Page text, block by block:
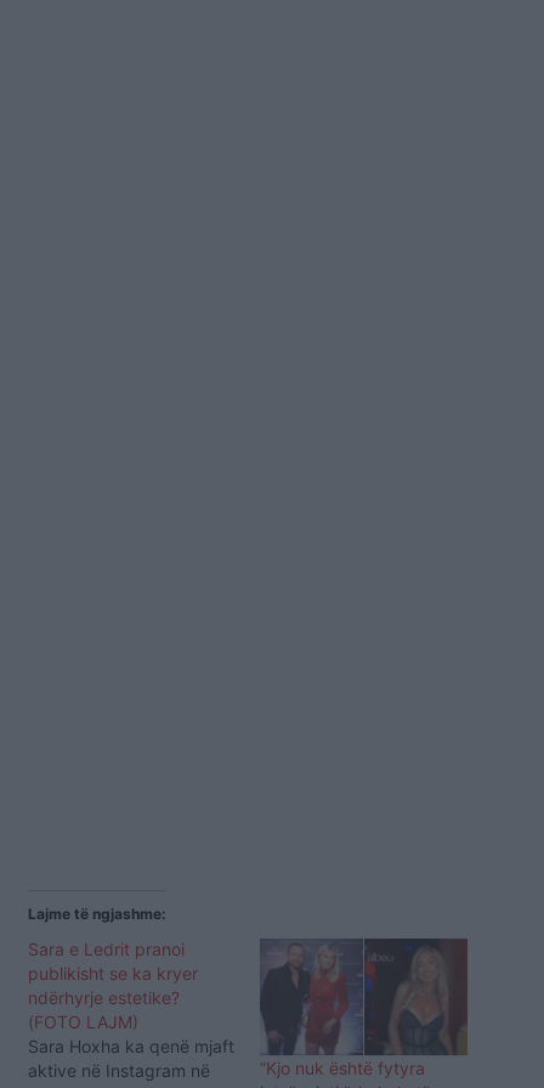
Lajme të ngjashme:
Sara e Ledrit pranoi
publikisht se ka kryer
ndërhyrje estetike?
(FOTO LAJM)
Sara Hoxha ka qenë mjaft
aktive në Instagram në
“Kjo nuk është fytyra